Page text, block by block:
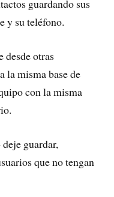
guardando sus
y su teléfono.
desde otras
la misma base de
con la misma
guardar,
que no tengan